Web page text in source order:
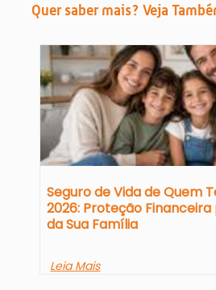
Quer saber mais? Veja
Seguro de Vida de Quem
2026: Proteção
da Sua Família
Leia Mais